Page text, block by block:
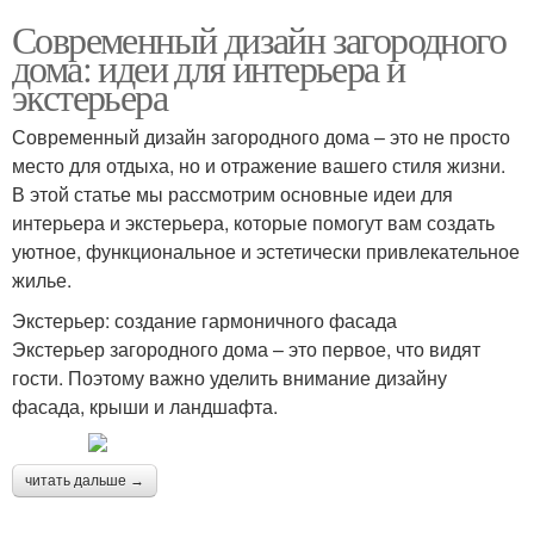
Современный дизайн загородного
дома: идеи для интерьера и
экстерьера
Современный дизайн загородного дома – это не просто
место для отдыха, но и отражение вашего стиля жизни.
В этой статье мы рассмотрим основные идеи для
интерьера и экстерьера, которые помогут вам создать
уютное, функциональное и эстетически привлекательное
жилье.
Экстерьер: создание гармоничного фасада
Экстерьер загородного дома – это первое, что видят
гости. Поэтому важно уделить внимание дизайну
фасада, крыши и ландшафта.
читать дальше →